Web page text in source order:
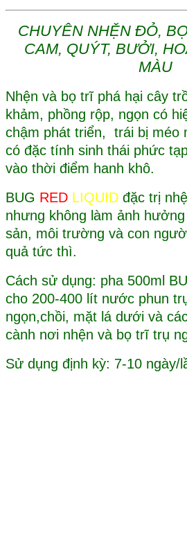
CHUYÊN NHỆN ĐỎ,
CAM, QUÝT, BƯỞI,
MÀU
Nhện và bọ trĩ phá hại cây
khảm, phồng rộp, ngọn có
chậm phát triển, trái bị méo
có đặc tính sinh thái phức
vào thời điểm hanh khô.
BUG RED LIQUID đặc trị
nhưng không làm ảnh
sản, môi trường và con
quả tức thì.
Cách sử dụng: pha 500ml
cho 200-400 lít nước phun
ngọn,chồi, mặt lá dưới và
cành nơi nhện và bọ trĩ trụ
Sử dụng định kỳ: 7-10 ngày/